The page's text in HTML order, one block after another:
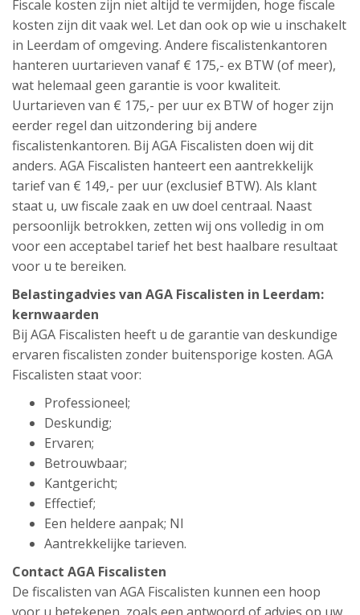
Fiscale kosten zijn niet altijd te vermijden, hoge fiscale
kosten zijn dit vaak wel. Let dan ook op wie u inschakelt
in Leerdam of omgeving. Andere fiscalistenkantoren
hanteren uurtarieven vanaf € 175,- ex BTW (of meer),
wat helemaal geen garantie is voor kwaliteit.
Uurtarieven van € 175,- per uur ex BTW of hoger zijn
eerder regel dan uitzondering bij andere
fiscalistenkantoren. Bij AGA Fiscalisten doen wij dit
anders. AGA Fiscalisten hanteert een aantrekkelijk
tarief van € 149,- per uur (exclusief BTW). Als klant
staat u, uw fiscale zaak en uw doel centraal. Naast
persoonlijk betrokken, zetten wij ons volledig in om
voor een acceptabel tarief het best haalbare resultaat
voor u te bereiken.
Belastingadvies van AGA Fiscalisten in Leerdam:
kernwaarden
Bij AGA Fiscalisten heeft u de garantie van deskundige
ervaren fiscalisten zonder buitensporige kosten. AGA
Fiscalisten staat voor:
Professioneel;
Deskundig;
Ervaren;
Betrouwbaar;
Kantgericht;
Effectief;
Een heldere aanpak; Nl
Aantrekkelijke tarieven.
Contact AGA Fiscalisten
De fiscalisten van AGA Fiscalisten kunnen een hoop